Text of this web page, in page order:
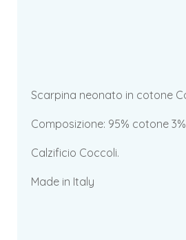
Scarpina neonato in cotone
Composizione: 95% cotone
Calzificio Coccoli.
Made in Italy